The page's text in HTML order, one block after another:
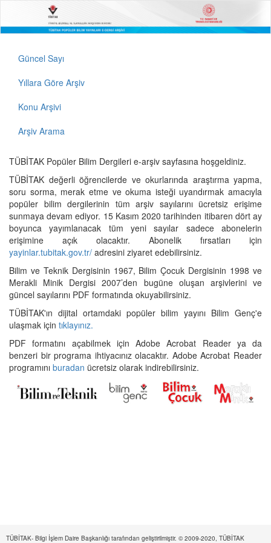
Güncel Sayı
Yıllara Göre Arşiv
Konu Arşivi
Arşiv Arama
TÜBİTAK Popüler Bilim Dergileri e-arşiv sayfasına hoşgeldiniz.
TÜBİTAK değerli öğrencilerde ve okurlarında araştırma yapma,
soru sorma, merak etme ve okuma isteği uyandırmak amacıyla
popüler bilim dergilerinin tüm arşiv sayılarını ücretsiz erişime
sunmaya devam ediyor. 15 Kasım 2020 tarihinden itibaren dört ay
boyunca yayımlanacak tüm yeni sayılar sadece abonelerin
erişimine açık olacaktır. Abonelik fırsatları için
yayinlar.tubitak.gov.tr/ adresini ziyaret edebilirsiniz.
Bilim ve Teknik Dergisinin 1967, Bilim Çocuk Dergisinin 1998 ve
Merakli Minik Dergisi 2007’den bugüne oluşan arşivlerini ve
güncel sayılarını PDF formatında okuyabilirsiniz.
TÜBİTAK'ın dijital ortamdaki popüler bilim yayını Bilim Genç'e
ulaşmak için tıklayınız.
PDF formatını açabilmek için Adobe Acrobat Reader ya da
benzeri bir programa ihtiyacınız olacaktır. Adobe Acrobat Reader
programını buradan ücretsiz olarak indirebilirsiniz.
TÜBİTAK- Bilgi İşlem Daire Başkanlığı tarafından geliştirilmiştir. © 2009-2020, TÜBİTAK